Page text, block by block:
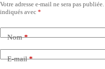
Votre adresse e-mail ne sera pas publiée.
indiqués avec *
Nom*
E-mail*